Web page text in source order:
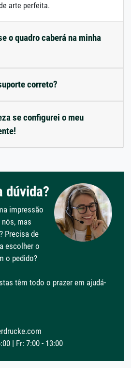
arte perfeita.
o quadro caberá na minha
correto?
se configurei o meu
dúvida?
impressão
mas
Precisa de
escolher o
o pedido?
têm todo o prazer em ajudá-
| Fr: 7:00 - 13:00